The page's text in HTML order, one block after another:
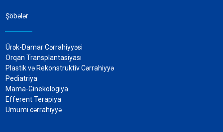
Şöbələr
Ürək-Damar Cərrahiyyəsi
Orqan Transplantasiyası
Plastik və Rekonstruktiv Cərrahiyyə
Pediatriya
Mama-Ginekologiya
Efferent Terapiya
Ümumi cərrahiyyə